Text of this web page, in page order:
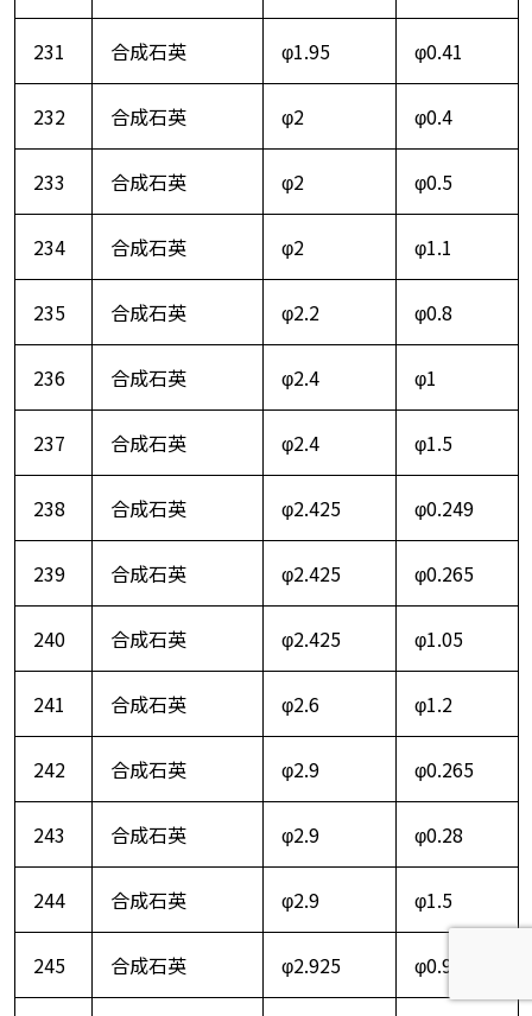
231 合成石英 φ1.95 φ0.41
232 合成石英 φ2 φ0.4
233 合成石英 φ2 φ0.5
234 合成石英 φ2 φ1.1
235 合成石英 φ2.2 φ0.8
236 合成石英 φ2.4 φ1
237 合成石英 φ2.4 φ1.5
238 合成石英 φ2.425 φ0.249
239 合成石英 φ2.425 φ0.265
240 合成石英 φ2.425 φ1.05
241 合成石英 φ2.6 φ1.2
242 合成石英 φ2.9 φ0.265
243 合成石英 φ2.9 φ0.28
244 合成石英 φ2.9 φ1.5
245 合成石英 φ2.925 φ0.975